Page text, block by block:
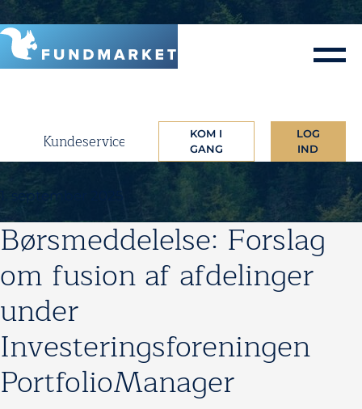
Skip
to
content
Kundeservice
KOM I
GANG
LOG
IND
1. september 2025
Børsmeddelelse: Forslag
om fusion af afdelinger
under
Investeringsforeningen
PortfolioManager